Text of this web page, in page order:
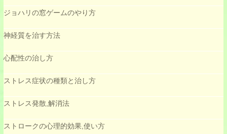
ジョハリの窓ゲームのやり方
神経質を治す方法
心配性の治し方
ストレス症状の種類と治し方
ストレス発散,解消法
ストロークの心理的効果,使い方